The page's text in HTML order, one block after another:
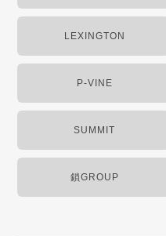
LEXINGTON
P-VINE
SUMMIT
鎖GROUP